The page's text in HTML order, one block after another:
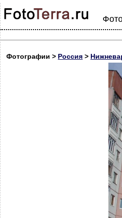
Фотографии > Россия >